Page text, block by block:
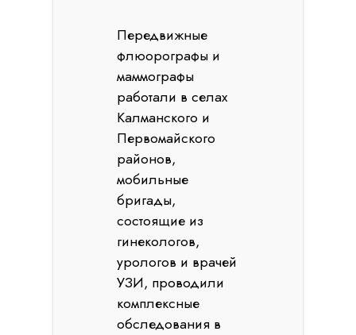
Передвижные
флюорографы и
маммографы
работали в селах
Калманского и
Первомайского
районов,
мобильные
бригады,
состоящие из
гинекологов,
урологов и врачей
УЗИ, проводили
комплексные
обследования в